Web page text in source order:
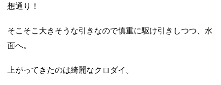
想通り！
そこそこ大きそうな引きなので慎重に駆け引きしつつ、水
面へ。
上がってきたのは綺麗なクロダイ。